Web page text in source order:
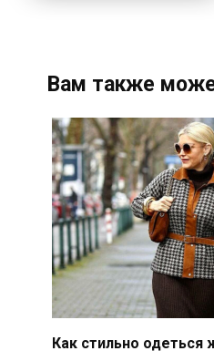
Вам также
Как стильно одеться